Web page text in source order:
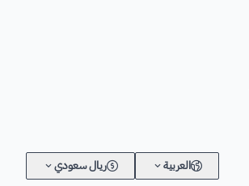
العربية ريال سعودي